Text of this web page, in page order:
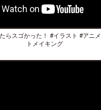
らスゴかった！ #イラスト #アニ
トメイキング